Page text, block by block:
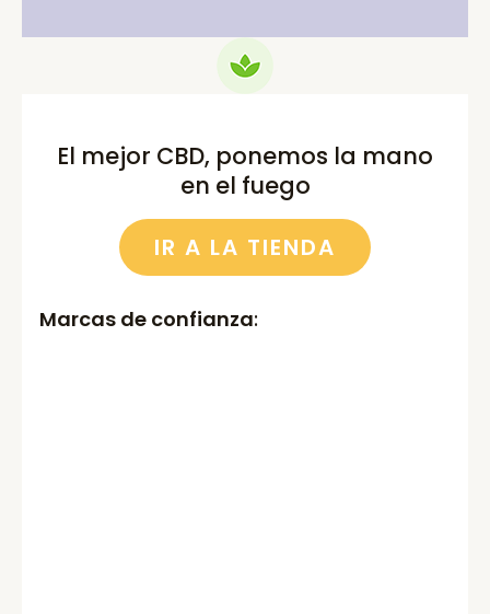
El mejor CBD, ponemos la mano
en el fuego
IR A LA TIENDA
Marcas de confianza: